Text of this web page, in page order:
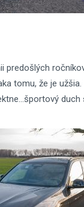
predošlých
tomu, že je